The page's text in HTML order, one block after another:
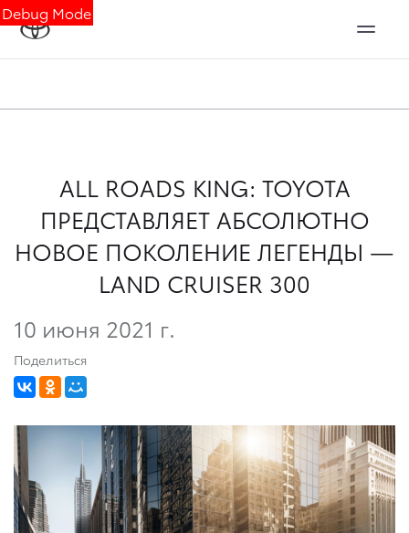
Debug Mode
ALL ROADS KING: TOYOTA
ПРЕДСТАВЛЯЕТ АБСОЛЮТНО
НОВОЕ ПОКОЛЕНИЕ ЛЕГЕНДЫ —
LAND CRUISER 300
10 июня 2021 г.
Поделиться